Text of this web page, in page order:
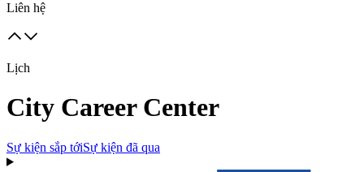
Liên hệ
Lịch
City Career Center
Sự kiện sắp tớiSự kiện đã qua